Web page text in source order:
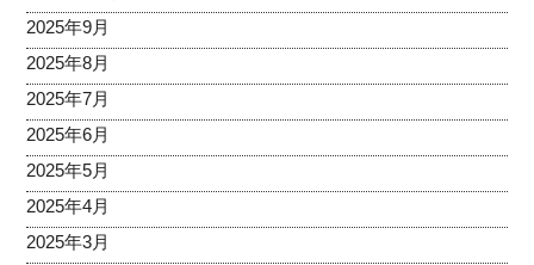
2025年9月
2025年8月
2025年7月
2025年6月
2025年5月
2025年4月
2025年3月